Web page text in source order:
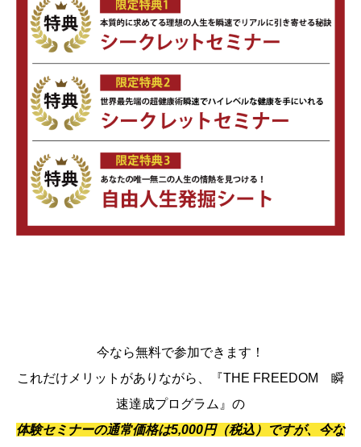
今なら無料で参加できます！
これだけメリットがありながら、『THE FREEDOM 瞬
速達成プログラム』の
体験セミナーの通常価格は5,000円（税込）ですが、今な